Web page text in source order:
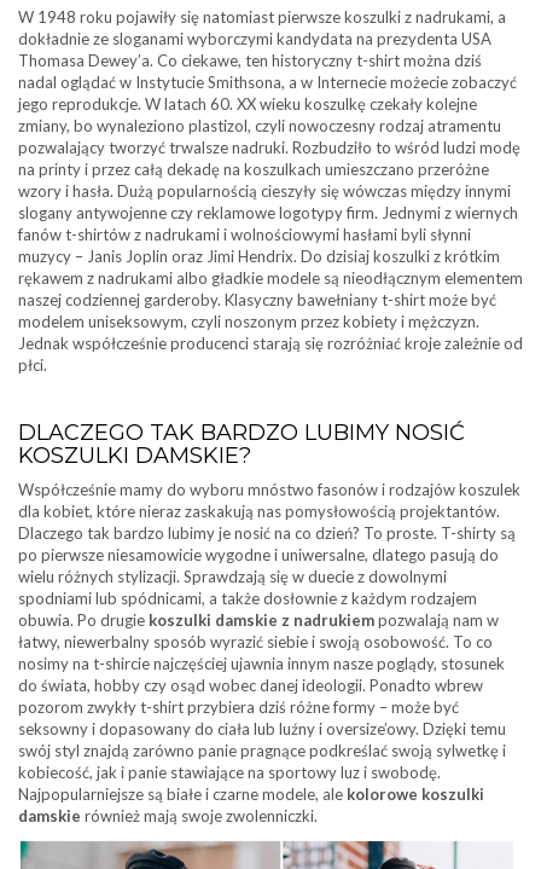
W 1948 roku pojawiły się natomiast pierwsze koszulki z nadrukami, a
dokładnie ze sloganami wyborczymi kandydata na prezydenta USA
Thomasa Dewey’a. Co ciekawe, ten historyczny t-shirt można dziś
nadal oglądać w Instytucie Smithsona, a w Internecie możecie zobaczyć
jego reprodukcje. W latach 60. XX wieku koszulkę czekały kolejne
zmiany, bo wynaleziono plastizol, czyli nowoczesny rodzaj atramentu
pozwalający tworzyć trwalsze nadruki. Rozbudziło to wśród ludzi modę
na printy i przez całą dekadę na koszulkach umieszczano przeróżne
wzory i hasła. Dużą popularnością cieszyły się wówczas między innymi
slogany antywojenne czy reklamowe logotypy firm. Jednymi z wiernych
fanów t-shirtów z nadrukami i wolnościowymi hasłami byli słynni
muzycy – Janis Joplin oraz Jimi Hendrix. Do dzisiaj koszulki z krótkim
rękawem z nadrukami albo gładkie modele są nieodłącznym elementem
naszej codziennej garderoby. Klasyczny bawełniany t-shirt może być
modelem uniseksowym, czyli noszonym przez kobiety i mężczyzn.
Jednak współcześnie producenci starają się rozróżniać kroje zależnie od
płci.
DLACZEGO TAK BARDZO LUBIMY NOSIĆ
KOSZULKI DAMSKIE?
Współcześnie mamy do wyboru mnóstwo fasonów i rodzajów koszulek
dla kobiet, które nieraz zaskakują nas pomysłowością projektantów.
Dlaczego tak bardzo lubimy je nosić na co dzień? To proste. T-shirty są
po pierwsze niesamowicie wygodne i uniwersalne, dlatego pasują do
wielu różnych stylizacji. Sprawdzają się w duecie z dowolnymi
spodniami lub spódnicami, a także dosłownie z każdym rodzajem
obuwia. Po drugie koszulki damskie z nadrukiempozwalają nam w
łatwy, niewerbalny sposób wyrazić siebie i swoją osobowość. To co
nosimy na t-shircie najczęściej ujawnia innym nasze poglądy, stosunek
do świata, hobby czy osąd wobec danej ideologii. Ponadto wbrew
pozorom zwykły t-shirt przybiera dziś różne formy – może być
seksowny i dopasowany do ciała lub luźny i oversize’owy. Dzięki temu
swój styl znajdą zarówno panie pragnące podkreślać swoją sylwetkę i
kobiecość, jak i panie stawiające na sportowy luz i swobodę.
Najpopularniejsze są białe i czarne modele, ale kolorowe koszulki
damskie również mają swoje zwolenniczki.